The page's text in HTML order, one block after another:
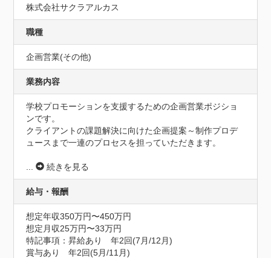
株式会社サクラアルカス
職種
企画営業(その他)
業務内容
学校プロモーションを支援するための企画営業ポジショ
ンです。
クライアントの課題解決に向けた企画提案～制作プロデ
ュースまで一連のプロセスを担っていただきます。
... 続きを見る
給与・報酬
想定年収350万円〜450万円
想定月収25万円〜33万円
特記事項：昇給あり　年2回(7月/12月)
賞与あり　年2回(5月/11月)